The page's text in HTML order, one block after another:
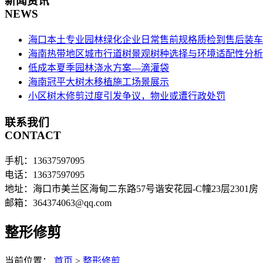
NEWS
海口本土专业园林绿化企业日常售前规格质检到售后装
海南热带地区城市行道树景观树种选择与环境适配性分析
低成本夏季园林浇水方案—滴灌袋
海南冠平大树木移植施工场景展示
小区树木修剪过度引发争议，物业或遭行政处罚
联系我们
CONTACT
手机：13637597095
电话：13637597095
地址：海口市美兰区海甸二东路57号谐安花园-C幢23层2301房
邮箱：364374063@qq.com
整形修剪